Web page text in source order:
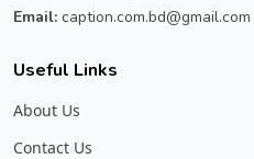
Email: caption.com.bd@gmail.com
Useful Links
About Us
Contact Us